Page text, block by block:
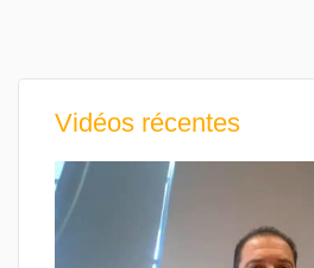
Vidéos récentes